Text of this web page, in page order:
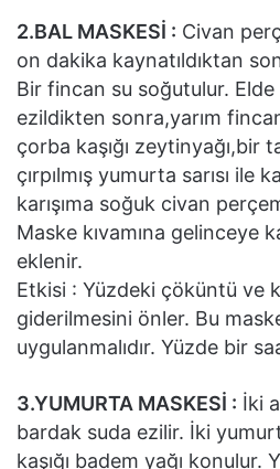
2.BAL MASKESİ : Civan
on dakika kaynatıldıktan
Bir fincan su soğutulur.
ezildikten sonra,yarım
çorba kaşığı zeytinyağı,bir
çırpılmış yumurta sarısı ile
karışıma soğuk civan
Maske kıvamına gelinceye
eklenir.
Etkisi : Yüzdeki çöküntü ve
giderilmesini önler. Bu
uygulanmalıdır. Yüzde bir
3.YUMURTA MASKESİ : İki
bardak suda ezilir. İki
kaşığı badem yağı konulur.